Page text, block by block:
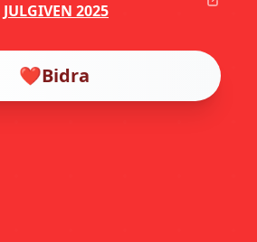
JULGIVEN 2025
❤️Bidra